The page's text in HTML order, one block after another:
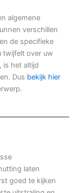
algemene
verschillen
de specifieke
twijfelt over uw
is het altijd
Dus bekijk hier
laten
goed te kijken